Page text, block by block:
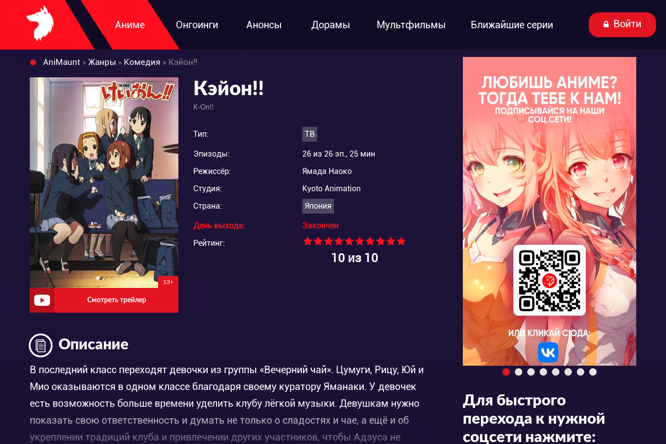
Аниме Онгоинги Анонсы Дорамы Мультфильмы Ближайшие серии Войти
AniMaunt » Жанры » Комедия » Кэйон!!
13+
Смотреть трейлер
Кэйон!!
K-On!!
Тип: ТВ
Эпизоды:
26 из 26 эп., 25 мин
Режиссёр:
Ямада Наоко
Студия:
Kyoto Animation
Страна:
Япония
День выхода:
Закончен
Рейтинг:
10из 10
Описание
В последний класс переходят девочки из группы «Вечерний чай». Цумуги, Рицу, Юй и
Мио оказываются в одном классе благодаря своему куратору Яманаки. У девочек
есть возможность больше времени уделить клубу лёгкой музыки. Девушкам нужно
показать свою ответственность и думать не только о сладостях и чае, а ещё и об
укреплении традиций клуба и привлечении других участников, чтобы Адзуса не
Для быстрого
перехода к нужной
соцсети нажмите: